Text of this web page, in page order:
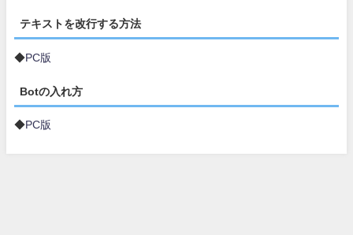
テキストを改行する方法
◆PC版
Botの入れ方
◆PC版